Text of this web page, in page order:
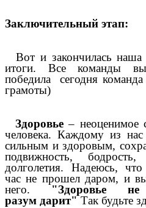
Заключительный этап:
Вот и закончилась наша
итоги. Все команды
победила сегодня
грамоты)
Здоровье– неоценимое
человека. Каждому из
сильным и здоровым,
подвижность,
долголетия. Надеюсь,
час не прошел даром, и
него. "Здоровье
разум дарит" Так будьте